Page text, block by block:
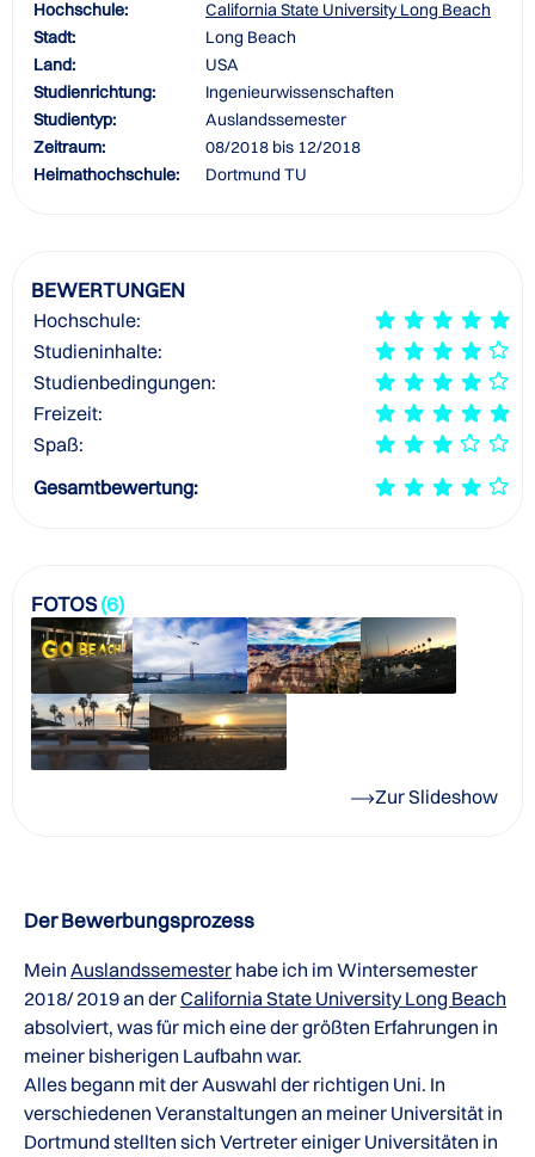
Hochschule:
California State University Long Beach
Stadt:
Long Beach
Land:
USA
Studienrichtung:
Ingenieurwissenschaften
Studientyp:
Auslandssemester
Zeitraum:
08/2018 bis 12/2018
Heimathochschule:
Dortmund TU
BEWERTUNGEN
Hochschule:
Studieninhalte:
Studienbedingungen:
Freizeit:
Spaß:
Gesamtbewertung:
FOTOS(6)
Zur Slideshow
Der Bewerbungsprozess
Mein Auslandssemester habe ich im Wintersemester
2018/ 2019 an derCalifornia State University Long Beach
absolviert, was für mich eine der größten Erfahrungen in
meiner bisherigen Laufbahn war.
Alles begann mit der Auswahl der richtigen Uni. In
verschiedenen Veranstaltungen an meiner Universität in
Dortmund stellten sich Vertreter einiger Universitäten in